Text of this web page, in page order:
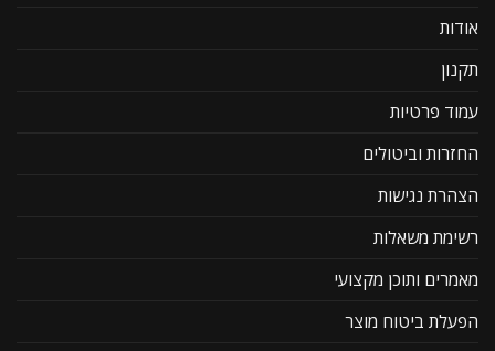
אודות
תקנון
עמוד פרטיות
החזרות וביטולים
הצהרת נגישות
רשימת משאלות
מאמרים ותוכן מקצועי
הפעלת ביטוח מוצר